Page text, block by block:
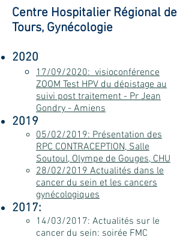
Centre Hospitalier Régional de
Tours, Gynécologie
2020
17/09/2020: visioconférence
ZOOM Test HPV du dépistage au
suivi post traitement - Pr Jean
Gondry - Amiens
2019
05/02/2019: Présentation des
RPC CONTRACEPTION, Salle
Soutoul, Olympe de Gouges, CHU
28/02/2019 Actualités dans le
cancer du sein et les cancers
gynécologiques
2017:
14/03/2017: Actualités sur le
cancer du sein: soirée FMC